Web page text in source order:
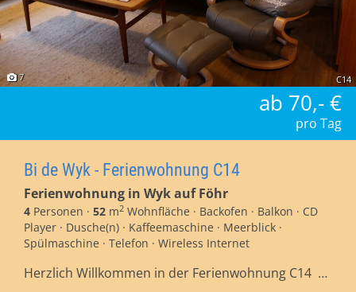
C14
7
ab 70,- €
pro Tag
Bi de Wyk - Ferienwohnung C14
Ferienwohnung in Wyk auf Föhr
4 Personen · 52 m2 Wohnfläche · Backofen · Balkon · CD
Player · Dusche(n) · Kaffeemaschine · Meerblick ·
Spülmaschine · Telefon · Wireless Internet
Herzlich Willkommen in der Ferienwohnung C14 …